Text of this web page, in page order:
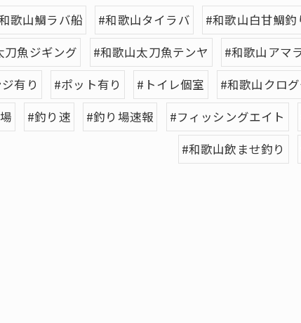
歌山鯛ラバ船 #和歌山タイラバ #和歌山白甘鯛釣
刀魚ジギング
#和歌山太刀魚テンヤ #和歌山アマ
有り
#ポット有り #トイレ個室 #和歌山クロ
#釣り速 #釣り場速報 #フィッシングエイト
#和歌山飲ませ釣り